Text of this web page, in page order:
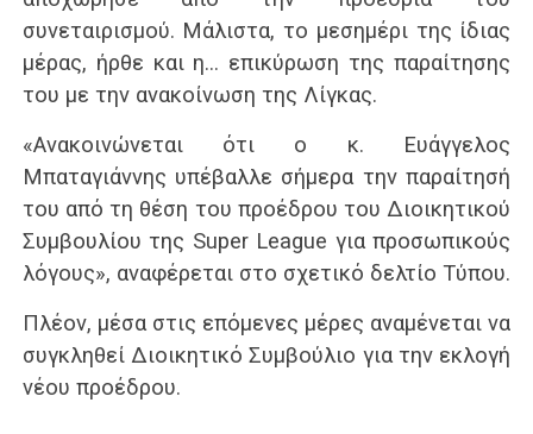
συνεταιρισμού. Μάλιστα, το μεσημέρι της ίδιας
μέρας, ήρθε και η… επικύρωση της παραίτησης
του με την ανακοίνωση της Λίγκας.
«Ανακοινώνεται ότι ο κ. Ευάγγελος
Μπαταγιάννης υπέβαλλε σήμερα την παραίτησή
του από τη θέση του προέδρου του Διοικητικού
Συμβουλίου της Super League για προσωπικούς
λόγους», αναφέρεται στο σχετικό δελτίο Τύπου.
Πλέον, μέσα στις επόμενες μέρες αναμένεται να
συγκληθεί Διοικητικό Συμβούλιο για την εκλογή
νέου προέδρου.